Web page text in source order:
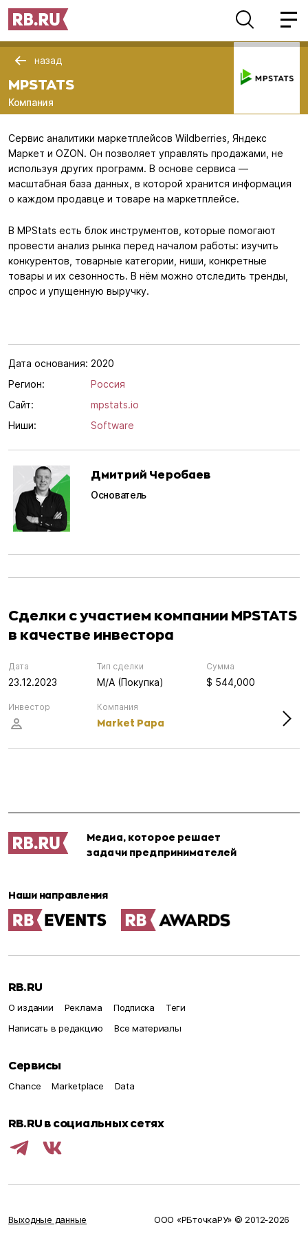
назад
MPSTATS
Компания
Сервис аналитики маркетплейсов Wildberries, Яндекс
Маркет и OZON. Он позволяет управлять продажами, не
используя других программ. В основе сервиса —
масштабная база данных, в которой хранится информация
о каждом продавце и товаре на маркетплейсе.
В MPStats есть блок инструментов, которые помогают
провести анализ рынка перед началом работы: изучить
конкурентов, товарные категории, ниши, конкретные
товары и их сезонность. В нём можно отследить тренды,
спрос и упущенную выручку.
Дата основания: 2020
Регион:
Россия
Сайт:
mpstats.io
Ниши:
Software
Дмитрий Черобаев
Основатель
Сделки с участием компании MPSTATS
в качестве инвестора
Дата
23.12.2023
Компания
Market Papa
Инвестор
Тип сделки
M/A (Покупка)
Сумма
$ 544,000
Медиа, которое решает
задачи предпринимателей
Наши направления
RB.RU
О издании Реклама Подписка
Теги
Написать в редакцию
Все материалы
Сервисы
Chance Marketplace Data
RB.RU в социальных сетях
Выходные данные ООО «РБточкаРУ» © 2012‑2026